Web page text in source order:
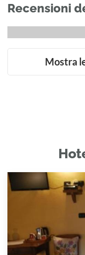
Recensioni
Mostra